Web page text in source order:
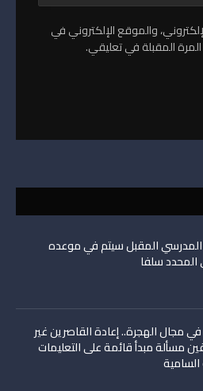
والموقع الإلكتروني في
المقبلة في تعليقي.
المدرسي المقبل سیتم في موعده
سلفا
في مجال الهجرة.. إعادة القاصرين غير
مسألة مبدأ قائمة على التعليمات
السامية